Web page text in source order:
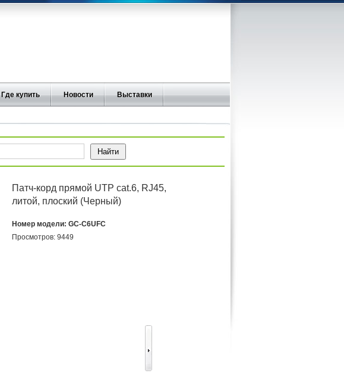
Где купить Новости Выставки
Патч-корд прямой UTP cat.6, RJ45,
литой, плоский (Черный)
Номер модели: GC-C6UFC
Просмотров: 9449